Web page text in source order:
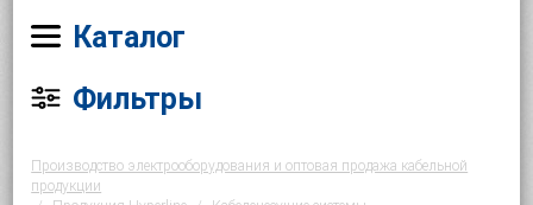
Каталог
Фильтры
Производство электрооборудования и оптовая продажа кабельной
продукции